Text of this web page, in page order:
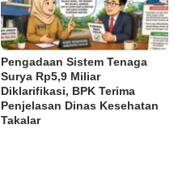
Pengadaan Sistem Tenaga
Surya Rp5,9 Miliar
Diklarifikasi, BPK Terima
Penjelasan Dinas Kesehatan
Takalar